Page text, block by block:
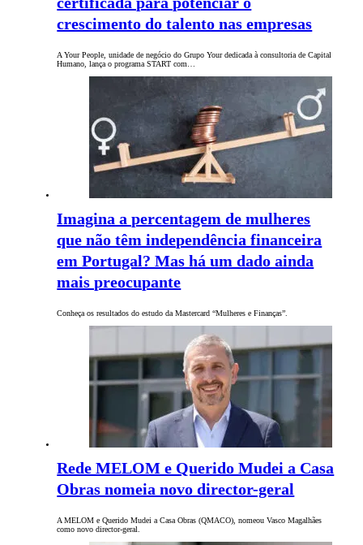
crescimento do talento nas empresas
A Your People, unidade de negócio do Grupo Your dedicada à consultoria de Capital
Humano, lança o programa START com…
Imagina a percentagem de mulheres
que não têm independência financeira
em Portugal? Mas há um dado ainda
mais preocupante
Conheça os resultados do estudo da Mastercard “Mulheres e Finanças”.
Rede MELOM e Querido Mudei a Casa
Obras nomeia novo director-geral
A MELOM e Querido Mudei a Casa Obras (QMACO), nomeou Vasco Magalhães
como novo director-geral.